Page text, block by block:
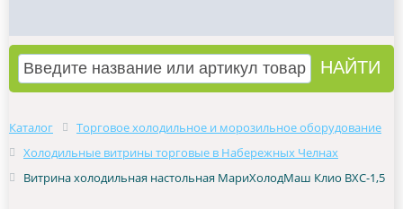
Каталог
Торговое холодильное и морозильное оборудование
Холодильные витрины торговые в Набережных Челнах
Витрина холодильная настольная МариХолодМаш Клио ВХС-1,5